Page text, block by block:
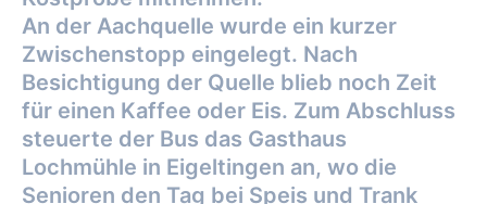
An der Aachquelle wurde ein kurzer
Zwischenstopp eingelegt. Nach
Besichtigung der Quelle blieb noch Zeit
für einen Kaffee oder Eis. Zum Abschluss
steuerte der Bus das Gasthaus
Lochmühle in Eigeltingen an, wo die
Senioren den Tag bei Speis und Trank